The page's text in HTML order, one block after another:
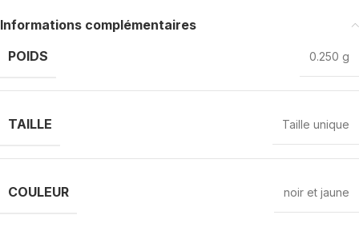
Informations complémentaires
POIDS
0.250 g
TAILLE Taille unique
COULEUR noir et jaune